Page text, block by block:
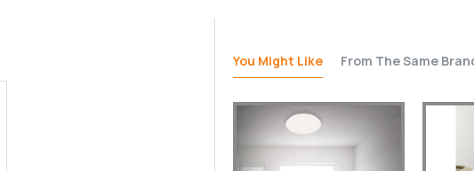
You Might Like From The Same